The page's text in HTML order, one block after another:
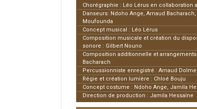
Chorégraphie : Léo Lérus en collaboration
Danseurs: Ndoho Ange, Arnaud Bacharach,
Moufounda
Concept musical : Léo Lérus
Composition musicale et création du
sonore : Gilbert Nouno
Composition additionnelle et arrangements
Bacharach
Percussionniste enregistré : Arnaud
Régie et création lumière : Chloé Bouju
Concept costume : Ndoho Ange, Jamila
Direction de production : Jamila Hessaïne